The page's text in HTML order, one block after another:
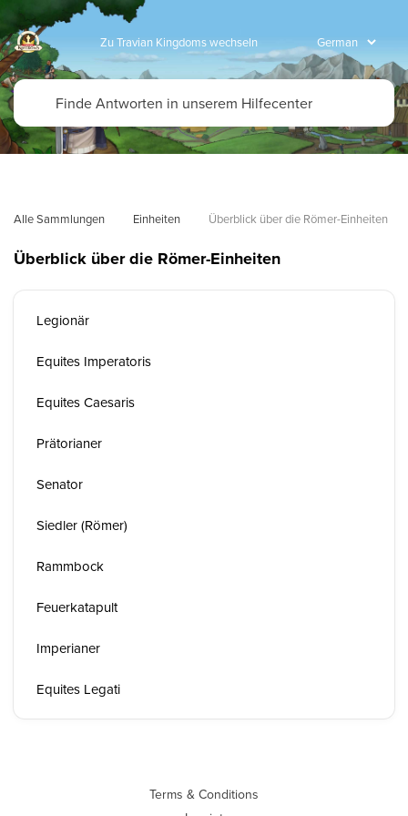
Zu Travian Kingdoms wechseln
Alle Sammlungen Einheiten Überblick über die Römer-Einheiten
Überblick über die Römer-Einheiten
Legionär
Equites Imperatoris
Equites Caesaris
Prätorianer
Senator
Siedler (Römer)
Rammbock
Feuerkatapult
Imperianer
Equites Legati
Terms & Conditions